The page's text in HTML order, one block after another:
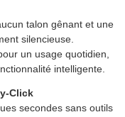
talon gênant et une
silencieuse.
un usage quotidien,
intelligente.
Click
secondes sans outils